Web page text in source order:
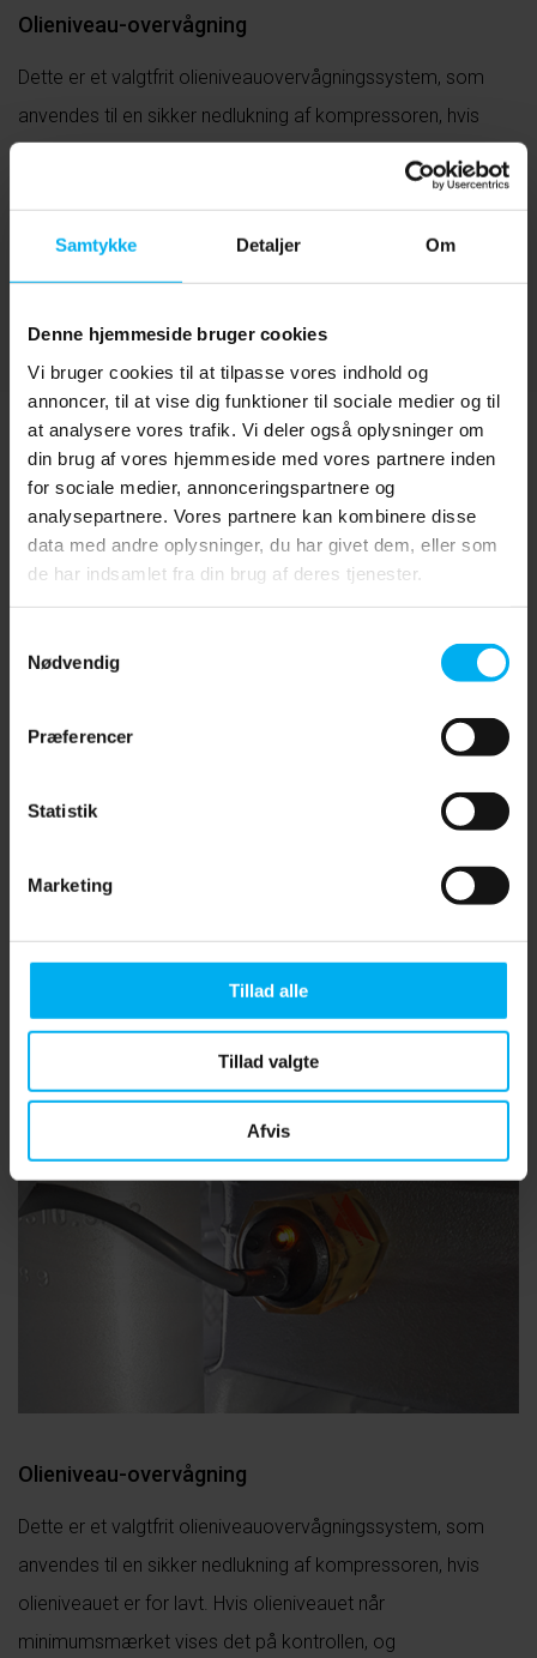
Samtykke Detaljer Om
Denne hjemmeside bruger cookies
Vi bruger cookies til at tilpasse vores indhold og
annoncer, til at vise dig funktioner til sociale medier og til
at analysere vores trafik. Vi deler også oplysninger om
din brug af vores hjemmeside med vores partnere inden
for sociale medier, annonceringspartnere og
analysepartnere. Vores partnere kan kombinere disse
data med andre oplysninger, du har givet dem, eller som
de har indsamlet fra din brug af deres tjenester.
Nødvendig
Præferencer
Statistik
Marketing
Tillad alle
Tillad valgte
Afvis
Olieniveau-overvågning
Dette er et valgtfrit olieniveauovervågningssystem, som
anvendes til en sikker nedlukning af kompressoren, hvis
B-APP giver brugerne mulighed for at fjernstyre og
B-APP tilbyder også ekstra funktioner såsom
produktspecifikke nyheder, videoer , integreret søgefunktion
GooglePlay (Android).
Olieniveau-overvågning
Dette er et valgtfrit olieniveauovervågningssystem, som
anvendes til en sikker nedlukning af kompressoren, hvis
olieniveauet er for lavt. Hvis olieniveauet når
minimumsmærket vises det på kontrollen, og